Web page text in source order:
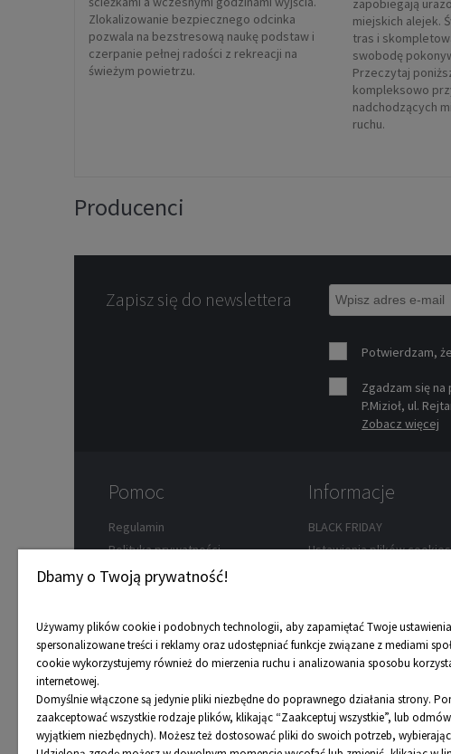
Zlokalizowanie bezpiecznego odcinka
pozwala na bezstresową naukę podstaw i
czerpanie pełnej radości z rekreacji na
świeżym powietrzu.
zapobiegają
miejskich alejek.
tras i
swobodę
Przeczytaj
kompleksowo
nadchodzących
ruchu.
Producenci
Zapisz się do newslettera
Potwierdzam,
Zgadzam się
P.Mizioł, ul.
Zobacz więcej
Pomoc
Regulamin
Polityka prywatności
Zwroty
Formy płatności
Reklamacje
FAQ
Informacje
BLACK FRIDAY
Ustawienia plików cookies
Dostępność towarów
Karta podarunkowa
Program rabatowy
Odbiór osobisty
Dbamy o Twoją prywatność!
Używamy plików cookie i podobnych technologii, aby zapamiętać Twoje
spersonalizowane treści i reklamy oraz udostępniać funkcje związane z mediami
cookie wykorzystujemy również do mierzenia ruchu i analizowania sposobu
internetowej.
Domyślnie włączone są jedynie pliki niezbędne do poprawnego działania strony.
zaakceptować wszystkie rodzaje plików, klikając “Zaakceptuj wszystkie”, lub
wyjątkiem niezbędnych). Możesz też dostosować pliki do swoich potrzeb,